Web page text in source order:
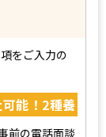
をご入力の
能！2種養
前の電話面談